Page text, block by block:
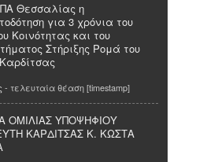
Θεσσαλίας η
για 3 χρόνια του
Κοινότητας και του
Στήριξης Ρομά του
- τελευταία θέαση [timestamp]
ΟΜΙΛΙΑΣ ΥΠΟΨΗΦΙΟΥ
ΚΑΡΔΙΤΣΑΣ Κ. ΚΩΣΤΑ